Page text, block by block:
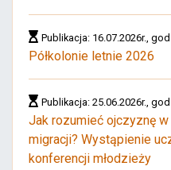
Publikacja: 16.07.2026r.,
Półkolonie letnie 2026
Publikacja: 25.06.2026r.,
Jak rozumieć ojczyznę
migracji? Wystąpienie
konferencji młodzieży